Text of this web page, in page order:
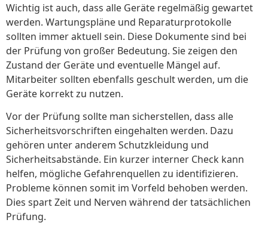
Wichtig ist auch, dass alle Geräte regelmäßig gewartet
werden. Wartungspläne und Reparaturprotokolle
sollten immer aktuell sein. Diese Dokumente sind bei
der Prüfung von großer Bedeutung. Sie zeigen den
Zustand der Geräte und eventuelle Mängel auf.
Mitarbeiter sollten ebenfalls geschult werden, um die
Geräte korrekt zu nutzen.
Vor der Prüfung sollte man sicherstellen, dass alle
Sicherheitsvorschriften eingehalten werden. Dazu
gehören unter anderem Schutzkleidung und
Sicherheitsabstände. Ein kurzer interner Check kann
helfen, mögliche Gefahrenquellen zu identifizieren.
Probleme können somit im Vorfeld behoben werden.
Dies spart Zeit und Nerven während der tatsächlichen
Prüfung.